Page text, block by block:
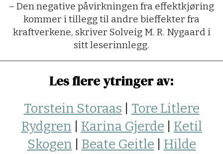
– Den negative påvirkningen fra effektkjøring
kommer i tillegg til andre bieffekter fra
kraftverkene, skriver Solveig M. R. Nygaard i
sitt leserinnlegg.
Les flere ytringer av:
Torstein Storaas
Tore Litlere
Rydgren
Karina Gjerde
Ketil
Skogen
Beate Geitle
Hilde